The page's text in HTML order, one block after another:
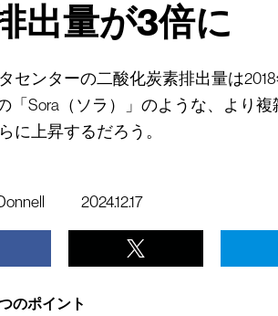
出量が3倍に
センターの二酸化炭素排出量は
「Sora（ソラ）」のような、より
に上昇するだろう。
2024.12.17
のポイント